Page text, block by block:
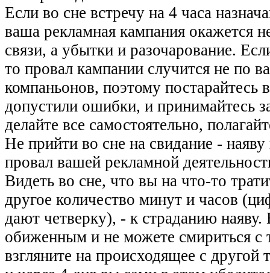
Если во сне встречу на 4 часа
ваша рекламная кампания окажется
связи, а убытки и разочарование.
то провал кампании случится не по
компаньонов, поэтому постарайтесь
допустили ошибки, и принимайтесь
делайте все самостоятельно,
Не прийти во сне на свидание -
провал вашей рекламной
Видеть во сне, что вы на что-то
другое количество минут и часов
дают четверку), - к страданию
обиженным и не можете смириться
взгляните на происходящее с другой